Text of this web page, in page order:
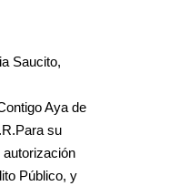
Saucito,
Aya de
su
Público, y